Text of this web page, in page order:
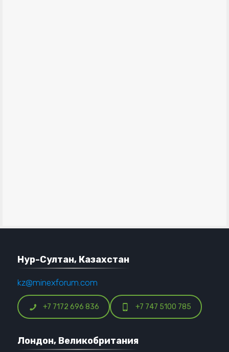
Нур-Султан, Казахстан
kz@minexforum.com
+7 7172 696 836 +7 747 5100 785
Лондон, Великобритания